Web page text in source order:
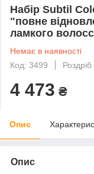
Набір Subtil
"повне
ламкого
Немає в наявності
Код: 3499
Роздріб
4 473 ₴
Опис
Опис